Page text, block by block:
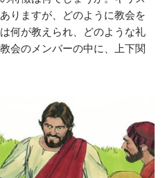
りますが、どのように教会を
何が教えられ、どのような礼
会のメンバーの中に、上下関